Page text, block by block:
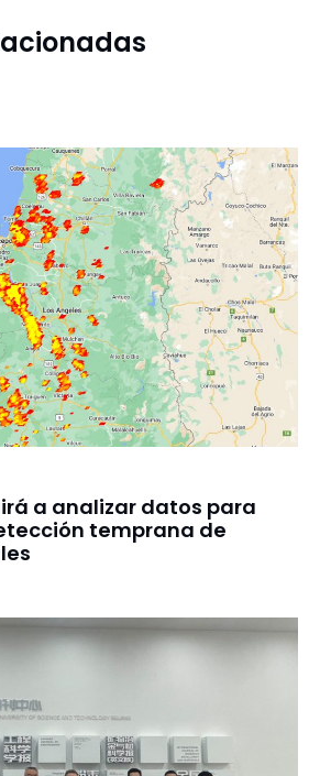
a analizar datos para
temprana de